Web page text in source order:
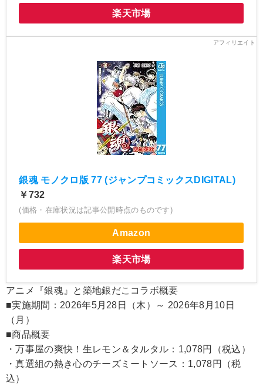
楽天市場
銀魂 モノクロ版 77 (ジャンプコミックスDIGITAL)
￥732
(価格・在庫状況は記事公開時点のものです)
Amazon
楽天市場
アニメ『銀魂』と築地銀だこコラボ概要
■実施期間：2026年5月28日（木）～ 2026年8月10日
（月）
■商品概要
・万事屋の爽快！生レモン＆タルタル：1,078円（税込）
・真選組の熱き心のチーズミートソース：1,078円（税
込）